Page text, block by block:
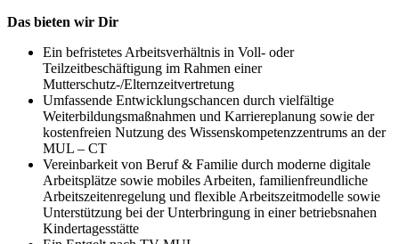
Das bieten wir Dir
Ein befristetes Arbeitsverhältnis in Voll- oder
Teilzeitbeschäftigung im Rahmen einer
Mutterschutz-/Elternzeitvertretung
Umfassende Entwicklungschancen durch vielfältige
Weiterbildungsmaßnahmen und Karriereplanung sowie der
kostenfreien Nutzung des Wissenskompetenzzentrums an der
MUL – CT
Vereinbarkeit von Beruf & Familie durch moderne digitale
Arbeitsplätze sowie mobiles Arbeiten, familienfreundliche
Arbeitszeitenregelung und flexible Arbeitszeitmodelle sowie
Unterstützung bei der Unterbringung in einer betriebsnahen
Kindertagesstätte